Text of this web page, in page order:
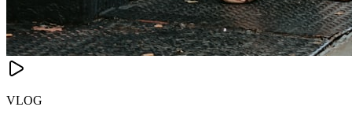
VLOG